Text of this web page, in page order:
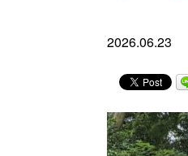
2026.06.23